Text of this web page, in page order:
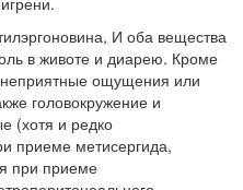
И оба вещества
в животе и диарею. Кроме
ощущения или
голово­кружение и
(хотя и редко
приеме метисергида,
при приеме